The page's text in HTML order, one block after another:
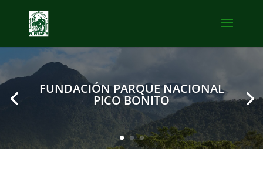
FUNDACIÓN PARQUE NACIONAL
PICO BONITO